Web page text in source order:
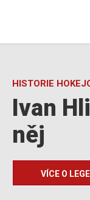
HISTORIE
Ivan
něj
VÍCE O